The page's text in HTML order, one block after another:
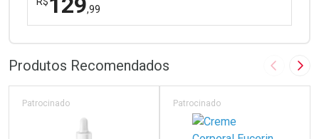
,99
Dermaclub
Por Menos
Produtos Recomendados Imagem
Patrocinado Patrocinado